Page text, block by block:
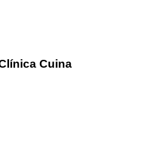
Cuina